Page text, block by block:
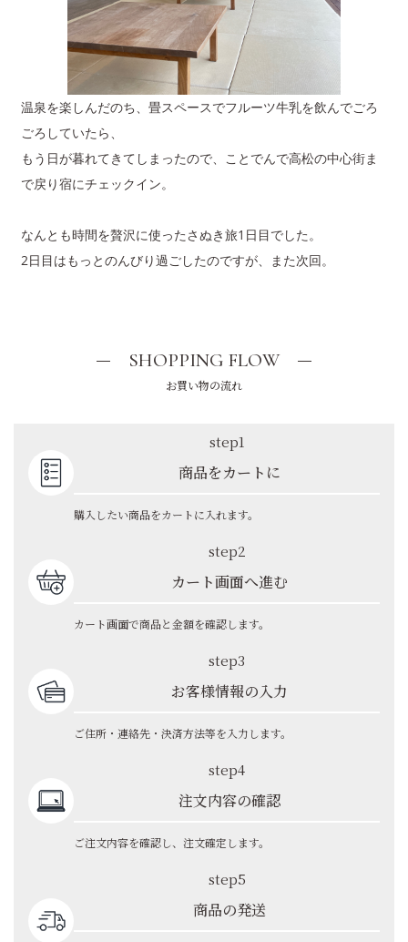
温泉を楽しんだのち、畳スペースでフルーツ牛乳を飲んでごろ
ごろしていたら、
もう日が暮れてきてしまったので、ことでんで高松の中心街ま
で戻り宿にチェックイン。
なんとも時間を贅沢に使ったさぬき旅1日目でした。
2日目はもっとのんびり過ごしたのですが、また次回。
SHOPPING FLOW
お買い物の流れ
step1
商品をカートに
購入したい商品をカートに入れます。
step2
カート画面へ進む
カート画面で商品と金額を確認します。
step3
お客様情報の入力
ご住所・連絡先・決済方法等を入力します。
step4
注文内容の確認
ご注文内容を確認し、注文確定します。
step5
商品の発送